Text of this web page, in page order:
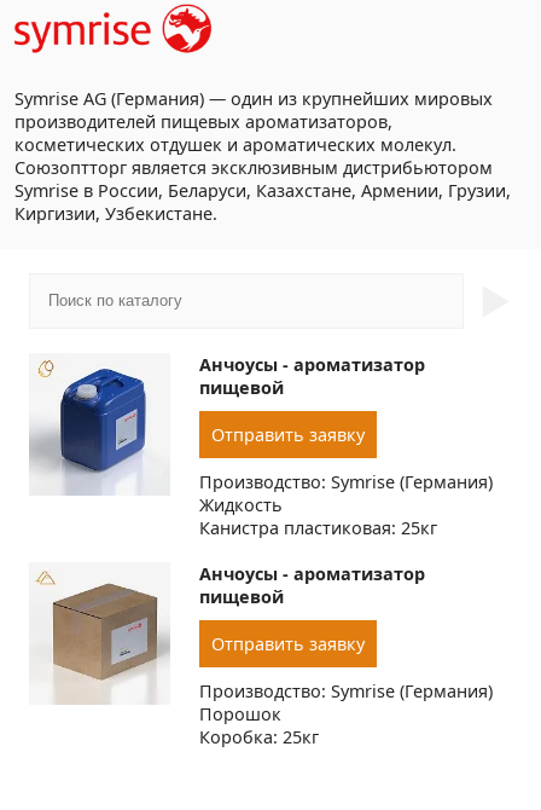
Symrise AG (Германия) — один из крупнейших мировых
производителей пищевых ароматизаторов,
косметических отдушек и ароматических молекул.
Союзоптторг является эксклюзивным дистрибьютором
Symrise в России, Беларуси, Казахстане, Армении, Грузии,
Киргизии, Узбекистане.
Анчоусы - ароматизатор
пищевой
Отправить заявку
Производство: Symrise (Германия)
Жидкость
Канистра пластиковая: 25кг
Анчоусы - ароматизатор
пищевой
Отправить заявку
Производство: Symrise (Германия)
Порошок
Коробка: 25кг